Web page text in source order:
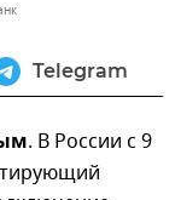
Telegram
. В России с 9